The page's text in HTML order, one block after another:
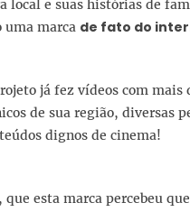
local e suas histórias de
uma marca de fato do
já fez vídeos com mais
de sua região, diversas
dignos de cinema!
esta marca percebeu